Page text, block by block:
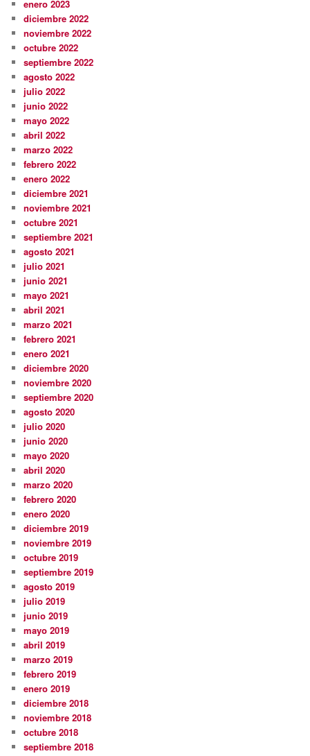
enero 2023
diciembre 2022
noviembre 2022
octubre 2022
septiembre 2022
agosto 2022
julio 2022
junio 2022
mayo 2022
abril 2022
marzo 2022
febrero 2022
enero 2022
diciembre 2021
noviembre 2021
octubre 2021
septiembre 2021
agosto 2021
julio 2021
junio 2021
mayo 2021
abril 2021
marzo 2021
febrero 2021
enero 2021
diciembre 2020
noviembre 2020
septiembre 2020
agosto 2020
julio 2020
junio 2020
mayo 2020
abril 2020
marzo 2020
febrero 2020
enero 2020
diciembre 2019
noviembre 2019
octubre 2019
septiembre 2019
agosto 2019
julio 2019
junio 2019
mayo 2019
abril 2019
marzo 2019
febrero 2019
enero 2019
diciembre 2018
noviembre 2018
octubre 2018
septiembre 2018